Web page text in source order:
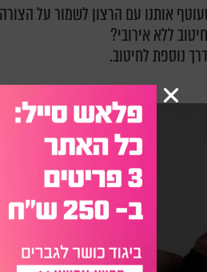
אותנו עם הרצון לשמור על
ללא אירובי?
נוספת לחיטוב.